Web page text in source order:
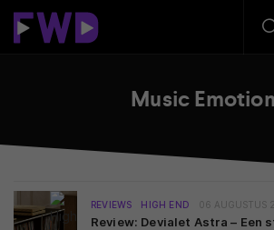
Music Emotion
REVIEWS HIGH END 06 AUGUSTUS
Review: Devialet Astra – Een